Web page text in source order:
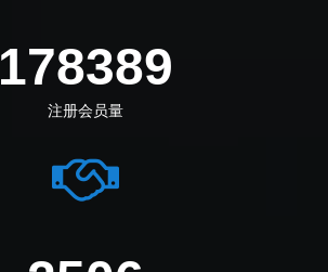
219555
注册会员量